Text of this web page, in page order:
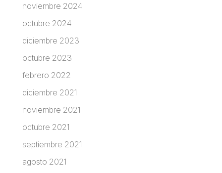
noviembre 2024
octubre 2024
diciembre 2023
octubre 2023
febrero 2022
diciembre 2021
noviembre 2021
octubre 2021
septiembre 2021
agosto 2021